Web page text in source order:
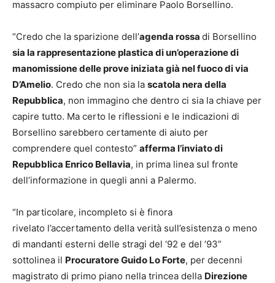
massacro compiuto per eliminare Paolo Borsellino.
“Credo che la sparizione dell’agenda rossa di Borsellino
sia la rappresentazione plastica di un’operazione di
manomissione delle prove iniziata già nel fuoco di via
D’Amelio. Credo che non sia la scatola nera della
Repubblica, non immagino che dentro ci sia la chiave per
capire tutto. Ma certo le riflessioni e le indicazioni di
Borsellino sarebbero certamente di aiuto per
comprendere quel contesto” afferma l’inviato di
Repubblica Enrico Bellavia, in prima linea sul fronte
dell’informazione in quegli anni a Palermo.
“In particolare, incompleto si è finora
rivelato l’accertamento della verità sull’esistenza o meno
di mandanti esterni delle stragi del ‘92 e del ’93”
sottolinea il Procuratore Guido Lo Forte, per decenni
magistrato di primo piano nella trincea della Direzione